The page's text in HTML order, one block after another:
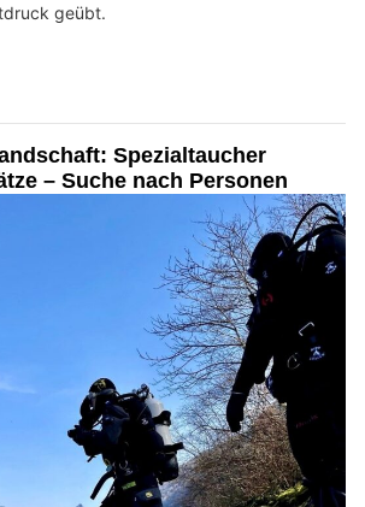
geübt.
Spezialtaucher
– Suche nach Personen